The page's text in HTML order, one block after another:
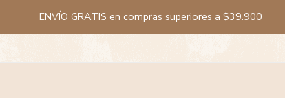
ENVÍO GRATIS en compras superiores a $39.900